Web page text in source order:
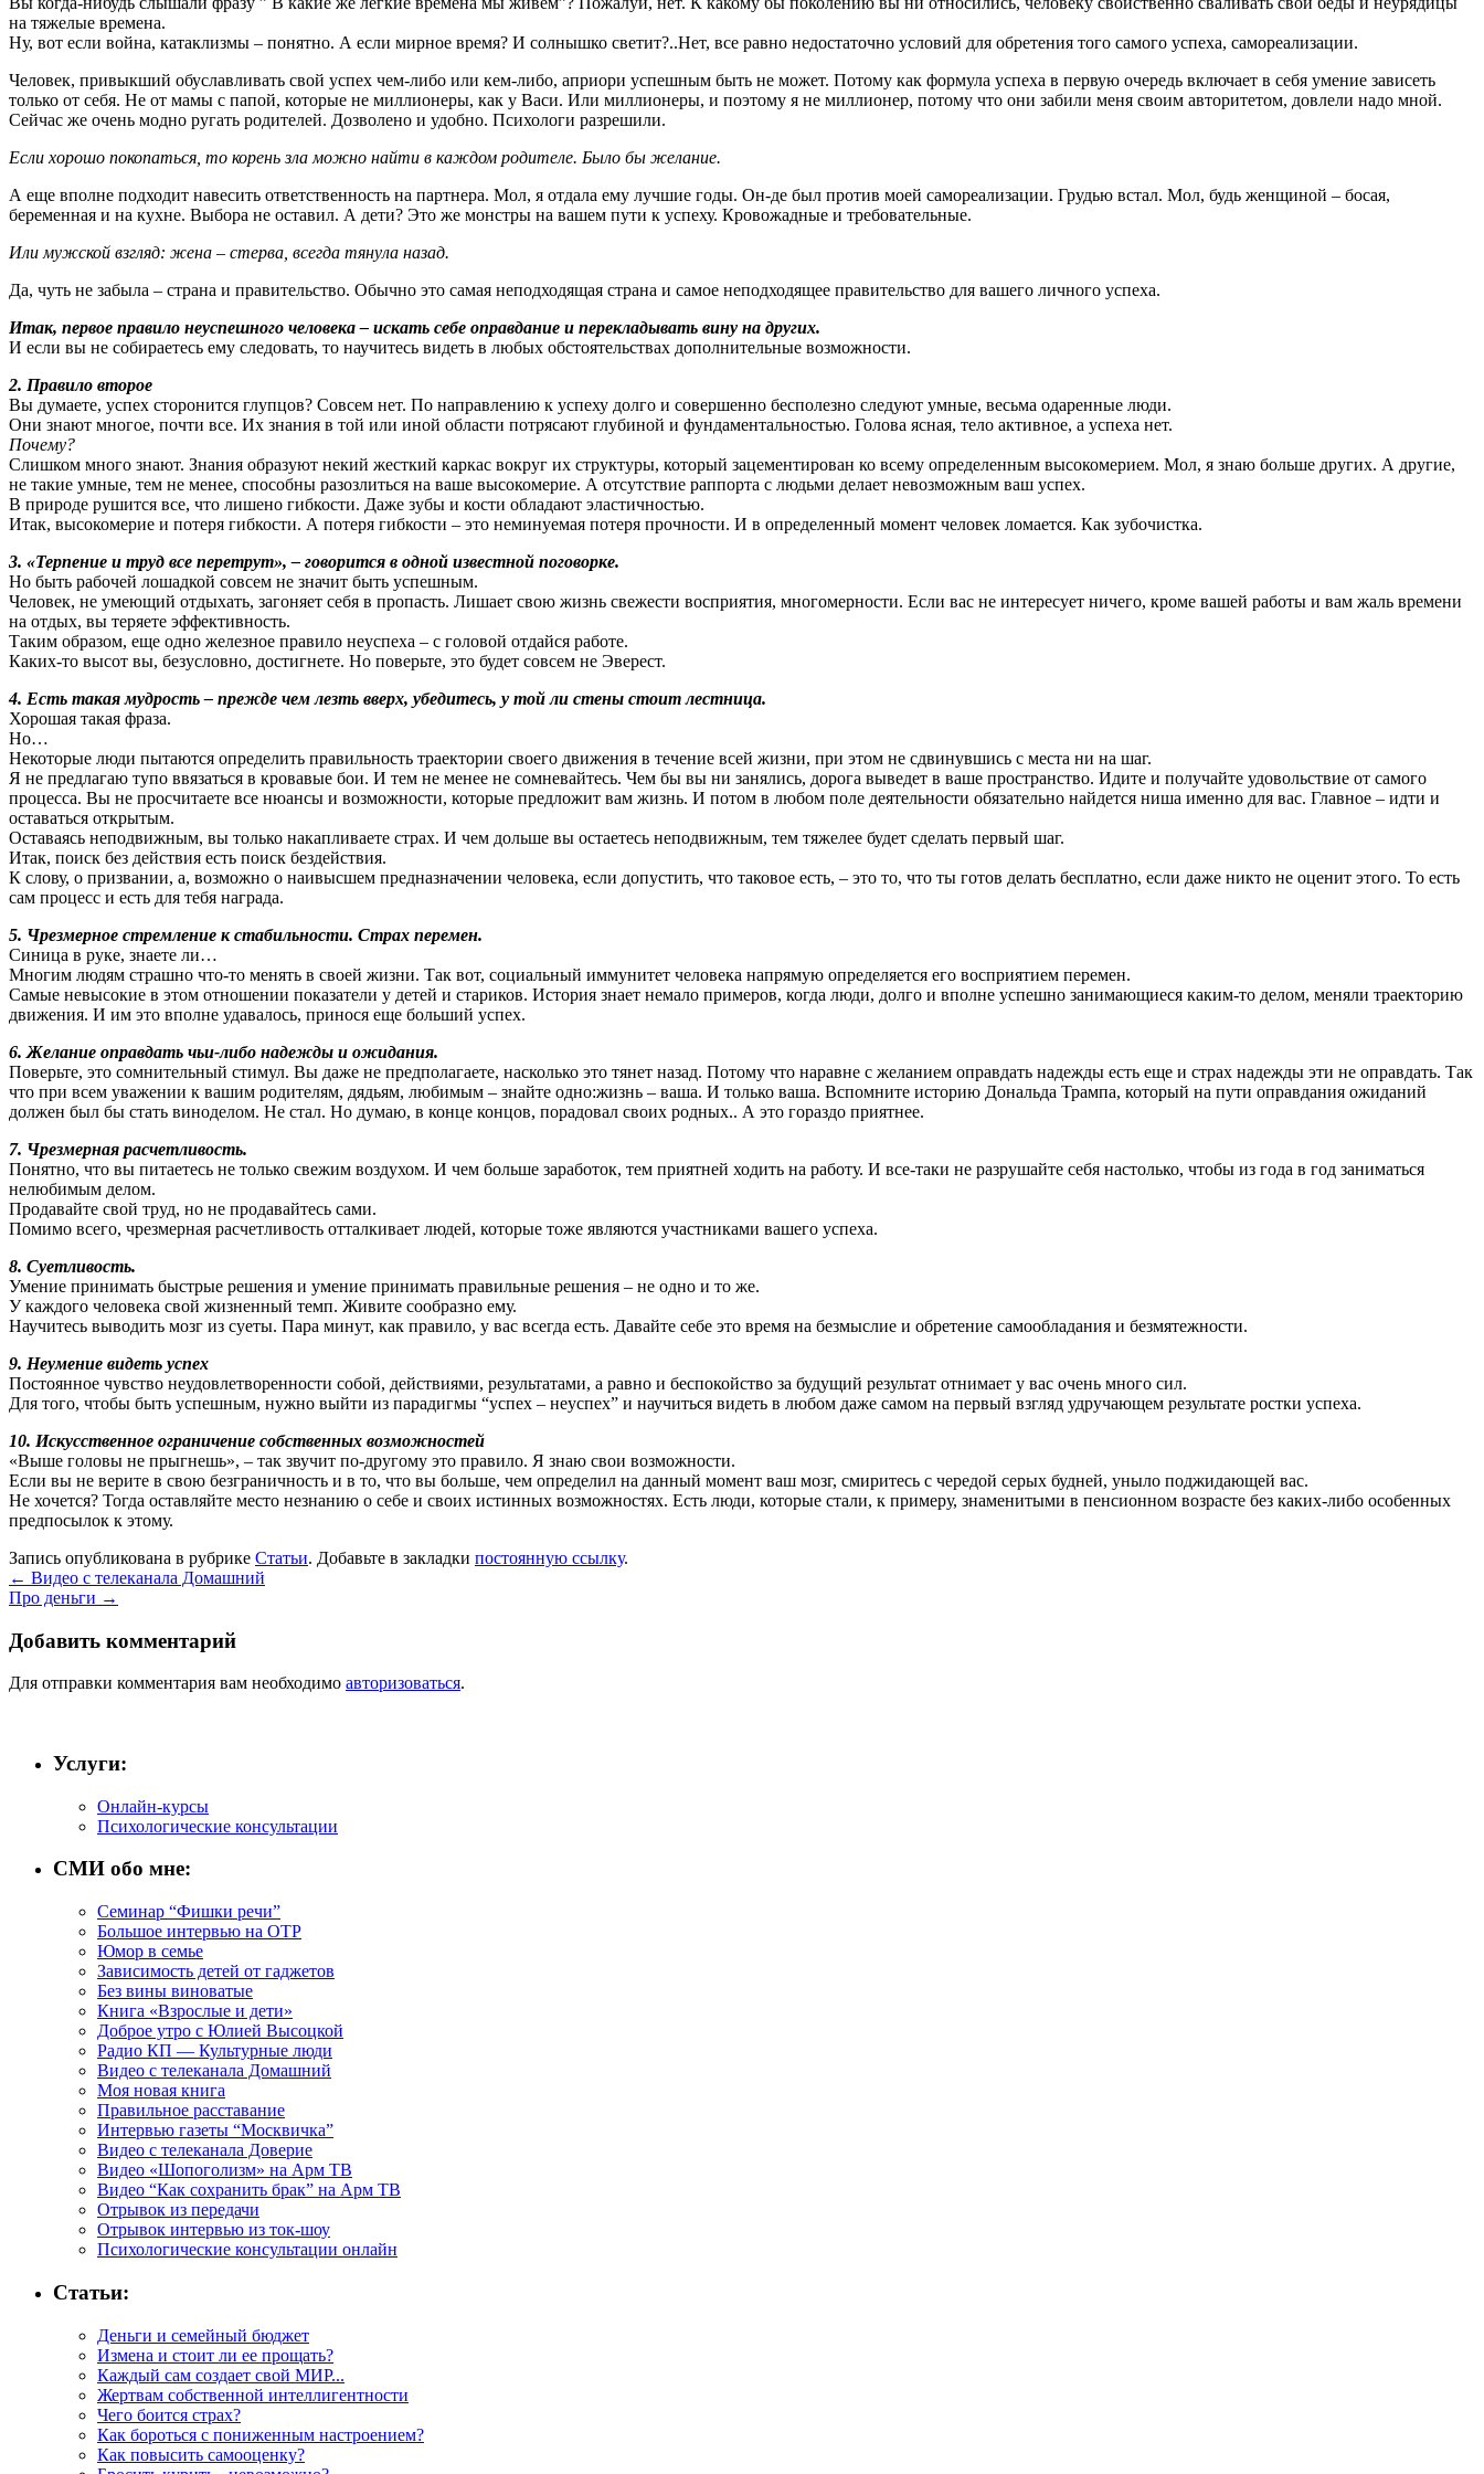
на тяжелые времена.
Ну, вот если война, катаклизмы – понятно. А если мирное время? И солнышко светит?..Нет, все равно недостаточно условий для обретения того самого успеха, самореализации.
Человек, привыкший обуславливать свой успех чем-либо или кем-либо, априори успешным быть не может. Потому как формула успеха в первую очередь включает в себя умение зависеть
только от себя. Не от мамы с папой, которые не миллионеры, как у Васи. Или миллионеры, и поэтому я не миллионер, потому что они забили меня своим авторитетом, довлели надо мной.
Сейчас же очень модно ругать родителей. Дозволено и удобно. Психологи разрешили.
Если хорошо покопаться, то корень зла можно найти в каждом родителе. Было бы желание.
А еще вполне подходит навесить ответственность на партнера. Мол, я отдала ему лучшие годы. Он-де был против моей самореализации. Грудью встал. Мол, будь женщиной – босая,
беременная и на кухне. Выбора не оставил. А дети? Это же монстры на вашем пути к успеху. Кровожадные и требовательные.
Или мужской взгляд: жена – стерва, всегда тянула назад.
Да, чуть не забыла – страна и правительство. Обычно это самая неподходящая страна и самое неподходящее правительство для вашего личного успеха.
Итак, первое правило неуспешного человека – искать себе оправдание и перекладывать вину на других.
И если вы не собираетесь ему следовать, то научитесь видеть в любых обстоятельствах дополнительные возможности.
2. Правило второе
Вы думаете, успех сторонится глупцов? Совсем нет. По направлению к успеху долго и совершенно бесполезно следуют умные, весьма одаренные люди.
Они знают многое, почти все. Их знания в той или иной области потрясают глубиной и фундаментальностью. Голова ясная, тело активное, а успеха нет.
Почему?
Слишком много знают. Знания образуют некий жесткий каркас вокруг их структуры, который зацементирован ко всему определенным высокомерием. Мол, я знаю больше других. А другие,
не такие умные, тем не менее, способны разозлиться на ваше высокомерие. А отсутствие раппорта с людьми делает невозможным ваш успех.
В природе рушится все, что лишено гибкости. Даже зубы и кости обладают эластичностью.
Итак, высокомерие и потеря гибкости. А потеря гибкости – это неминуемая потеря прочности. И в определенный момент человек ломается. Как зубочистка.
3. «Терпение и труд все перетрут», – говорится в одной известной поговорке.
Но быть рабочей лошадкой совсем не значит быть успешным.
Человек, не умеющий отдыхать, загоняет себя в пропасть. Лишает свою жизнь свежести восприятия, многомерности. Если вас не интересует ничего, кроме вашей работы и вам жаль времени
на отдых, вы теряете эффективность.
Таким образом, еще одно железное правило неуспеха – с головой отдайся работе.
Каких-то высот вы, безусловно, достигнете. Но поверьте, это будет совсем не Эверест.
4. Есть такая мудрость – прежде чем лезть вверх, убедитесь, у той ли стены стоит лестница.
Хорошая такая фраза.
Но…
Некоторые люди пытаются определить правильность траектории своего движения в течение всей жизни, при этом не сдвинувшись с места ни на шаг.
Я не предлагаю тупо ввязаться в кровавые бои. И тем не менее не сомневайтесь. Чем бы вы ни занялись, дорога выведет в ваше пространство. Идите и получайте удовольствие от самого
процесса. Вы не просчитаете все нюансы и возможности, которые предложит вам жизнь. И потом в любом поле деятельности обязательно найдется ниша именно для вас. Главное – идти и
оставаться открытым.
Оставаясь неподвижным, вы только накапливаете страх. И чем дольше вы остаетесь неподвижным, тем тяжелее будет сделать первый шаг.
Итак, поиск без действия есть поиск бездействия.
К слову, о призвании, а, возможно о наивысшем предназначении человека, если допустить, что таковое есть, – это то, что ты готов делать бесплатно, если даже никто не оценит этого. То есть
сам процесс и есть для тебя награда.
5. Чрезмерное стремление к стабильности. Страх перемен.
Синица в руке, знаете ли…
Многим людям страшно что-то менять в своей жизни. Так вот, социальный иммунитет человека напрямую определяется его восприятием перемен.
Самые невысокие в этом отношении показатели у детей и стариков. История знает немало примеров, когда люди, долго и вполне успешно занимающиеся каким-то делом, меняли траекторию
движения. И им это вполне удавалось, принося еще больший успех.
6. Желание оправдать чьи-либо надежды и ожидания.
Поверьте, это сомнительный стимул. Вы даже не предполагаете, насколько это тянет назад. Потому что наравне с желанием оправдать надежды есть еще и страх надежды эти не оправдать. Так
что при всем уважении к вашим родителям, дядьям, любимым – знайте одно:жизнь – ваша. И только ваша. Вспомните историю Дональда Трампа, который на пути оправдания ожиданий
должен был бы стать виноделом. Не стал. Но думаю, в конце концов, порадовал своих родных.. А это гораздо приятнее.
7. Чрезмерная расчетливость.
Понятно, что вы питаетесь не только свежим воздухом. И чем больше заработок, тем приятней ходить на работу. И все-таки не разрушайте себя настолько, чтобы из года в год заниматься
нелюбимым делом.
Продавайте свой труд, но не продавайтесь сами.
Помимо всего, чрезмерная расчетливость отталкивает людей, которые тоже являются участниками вашего успеха.
8. Суетливость.
Умение принимать быстрые решения и умение принимать правильные решения – не одно и то же.
У каждого человека свой жизненный темп. Живите сообразно ему.
Научитесь выводить мозг из суеты. Пара минут, как правило, у вас всегда есть. Давайте себе это время на безмыслие и обретение самообладания и безмятежности.
9. Неумение видеть успех
Постоянное чувство неудовлетворенности собой, действиями, результатами, а равно и беспокойство за будущий результат отнимает у вас очень много сил.
Для того, чтобы быть успешным, нужно выйти из парадигмы “успех – неуспех” и научиться видеть в любом даже самом на первый взгляд удручающем результате ростки успеха.
10. Искусственное ограничение собственных возможностей
«Выше головы не прыгнешь», – так звучит по-другому это правило. Я знаю свои возможности.
Если вы не верите в свою безграничность и в то, что вы больше, чем определил на данный момент ваш мозг, смиритесь с чередой серых будней, уныло поджидающей вас.
Не хочется? Тогда оставляйте место незнанию о себе и своих истинных возможностях. Есть люди, которые стали, к примеру, знаменитыми в пенсионном возрасте без каких-либо особенных
предпосылок к этому.
Запись опубликована в рубрике Статьи. Добавьте в закладки постоянную ссылку.
← Видео с телеканала Домашний
Про деньги →
Добавить комментарий
Для отправки комментария вам необходимо авторизоваться.
Услуги:
Онлайн-курсы
Психологические консультации
СМИ обо мне:
Семинар “Фишки речи”
Большое интервью на ОТР
Юмор в семье
Зависимость детей от гаджетов
Без вины виноватые
Книга «Взрослые и дети»
Доброе утро с Юлией Высоцкой
Радио КП — Культурные люди
Видео с телеканала Домашний
Моя новая книга
Правильное расставание
Интервью газеты “Москвичка”
Видео с телеканала Доверие
Видео «Шопоголизм» на Арм ТВ
Видео “Как сохранить брак” на Арм ТВ
Отрывок из передачи
Отрывок интервью из ток-шоу
Психологические консультации онлайн
Статьи:
Деньги и семейный бюджет
Измена и стоит ли ее прощать?
Каждый сам создает свой МИР...
Жертвам собственной интеллигентности
Чего боится страх?
Как бороться с пониженным настроением?
Как повысить самооценку?